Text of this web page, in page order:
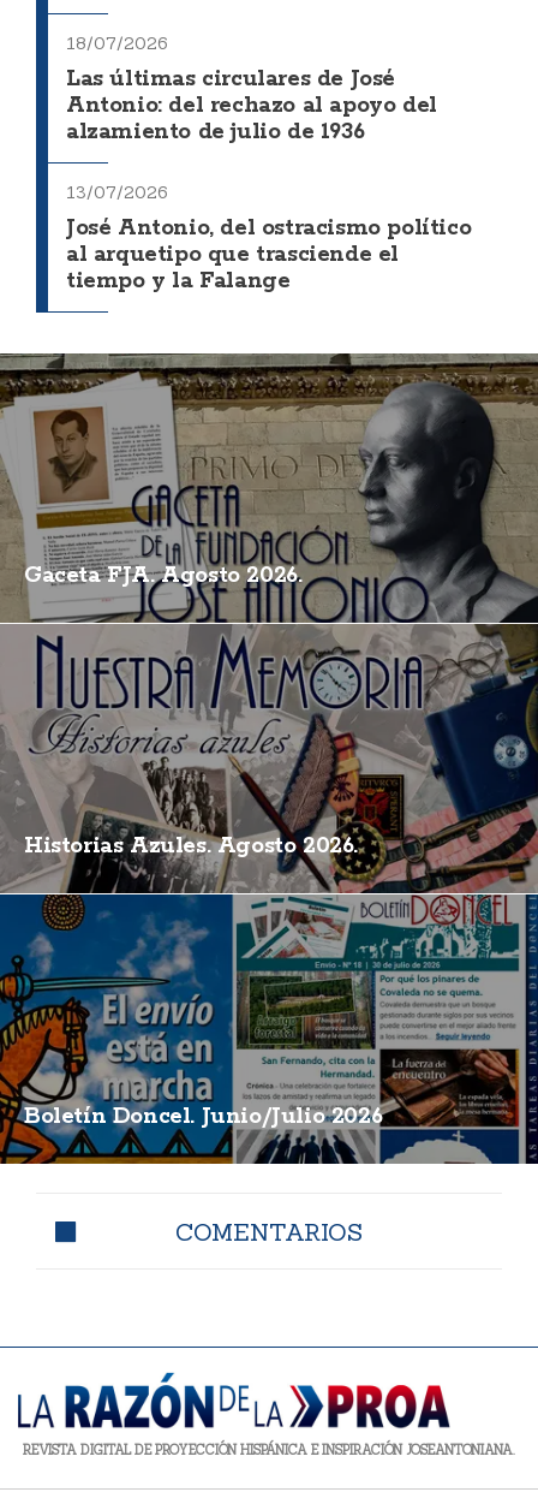
18/07/2026
Las últimas circulares de José
Antonio: del rechazo al apoyo del
alzamiento de julio de 1936
13/07/2026
José Antonio, del ostracismo político
al arquetipo que trasciende el
tiempo y la Falange
Gaceta FJA. Agosto 2026.
Historias Azules. Agosto 2026.
Boletín Doncel. Junio/Julio 2026
COMENTARIOS
REVISTA DIGITAL DE PROYECCIÓN HISPÁNICA E INSPIRACIÓN JOSEANTONIANA.